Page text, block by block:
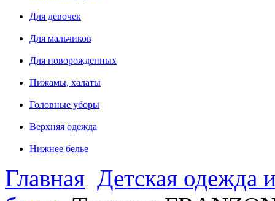
Для девочек
Для мальчиков
Для новорожденных
Пижамы, халаты
Головные уборы
Верхняя одежда
Нижнее белье
Главная Детская одежда